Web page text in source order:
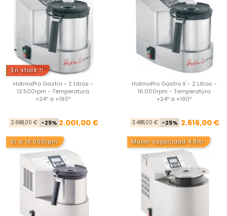
En stock !!
HotmixPro Gastro - 2 Litros -
12.500rpm - Temperatura
+24º a +190º
Precio base
2.668,00 € -25% Precio
2.001,00 €
HotmixPro Gastro X - 2 Litros -
16.000rpm - Temperatura
+24º a +190º
3.488,00 € -25% 2.616,00 €
3L a 16.000rpm Mayor capacidad 4,9ltr